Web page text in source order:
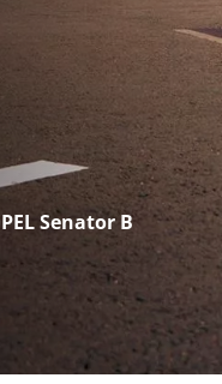
Senator B